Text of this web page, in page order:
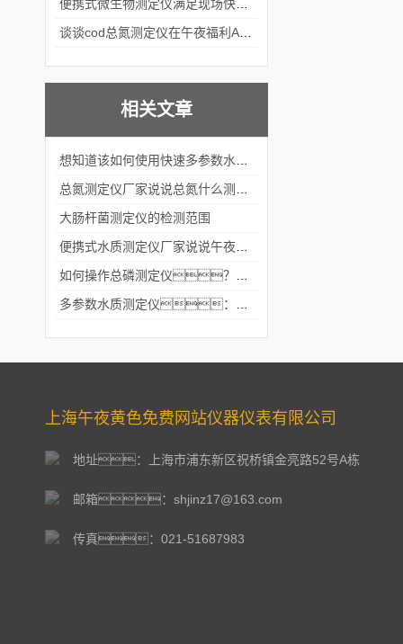
相关文章
大肠杆菌测定仪的检测范围
上海午夜黄色免费网站仪器仪表有限公司
地址：上海市浦东新区祝桥镇金亮路52号A栋
邮箱：shjinz17@163.com
传真：021-51687983